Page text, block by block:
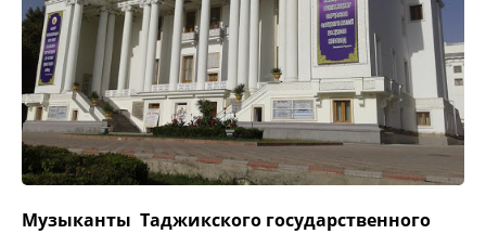
Музыканты Таджикского государственного